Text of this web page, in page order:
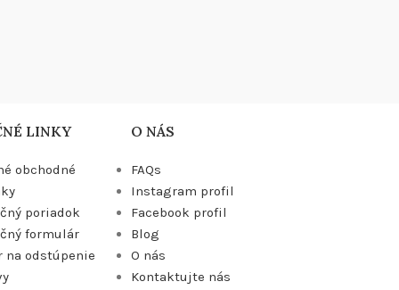
LINKY
obchodné
poriadok
formulár
na odstúpenie
O NÁS
FAQs
Instagram profil
Facebook profil
Blog
O nás
Kontaktujte nás